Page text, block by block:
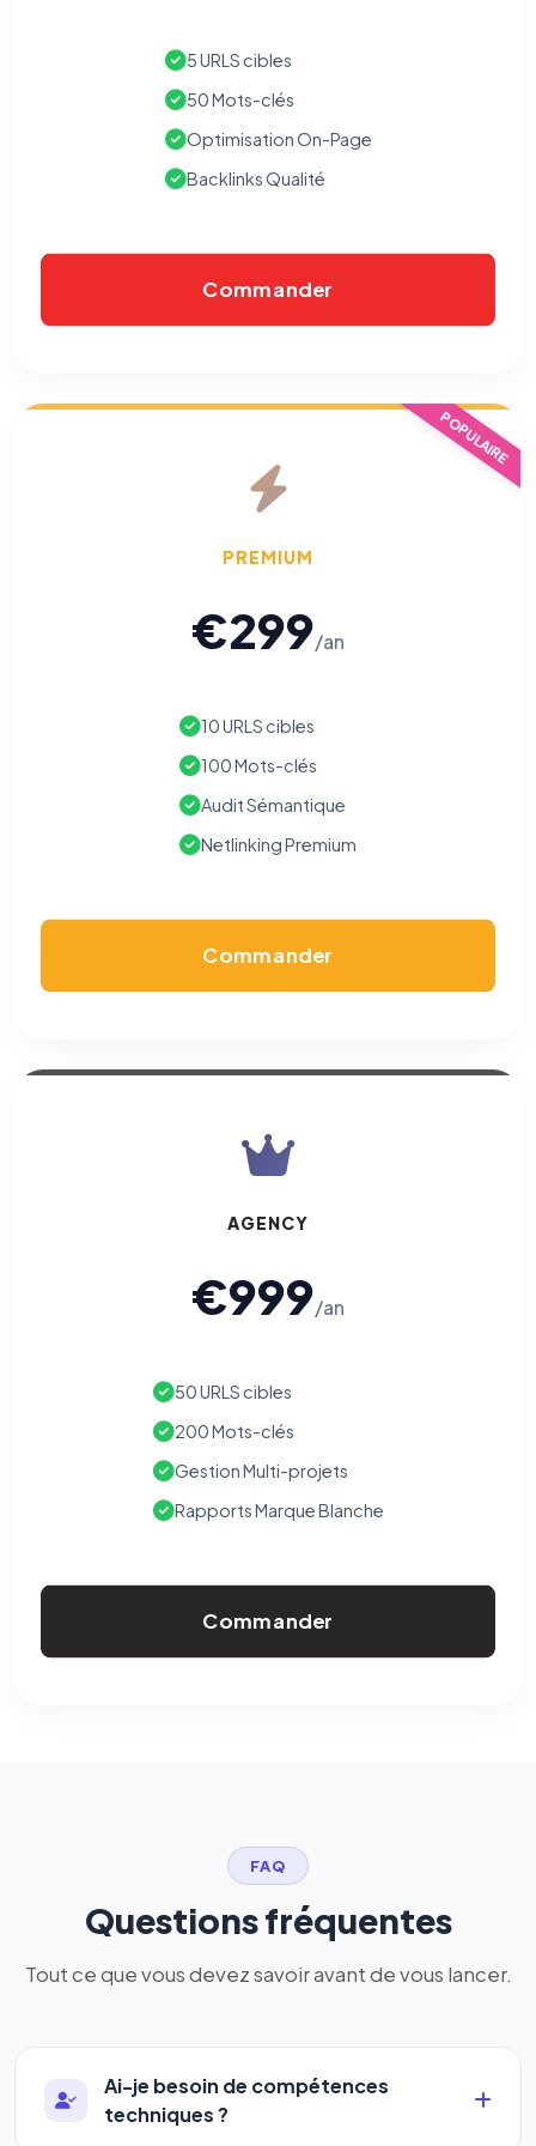
5 URLS cibles
50 Mots-clés
Optimisation On-Page
Backlinks Qualité
Commander
POPULAIRE
PREMIUM
€299/an
10 URLS cibles
100 Mots-clés
Audit Sémantique
Netlinking Premium
Commander
AGENCY
€999/an
50 URLS cibles
200 Mots-clés
Gestion Multi-projets
Rapports Marque Blanche
Commander
FAQ
Questions fréquentes
Tout ce que vous devez savoir avant de vous lancer.
Ai-je besoin de compétences
techniques ?